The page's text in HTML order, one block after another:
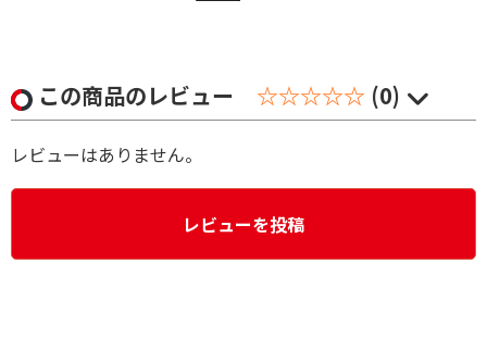
この商品のレビュー ☆☆☆☆☆ (0)
レビューはありません。
レビューを投稿